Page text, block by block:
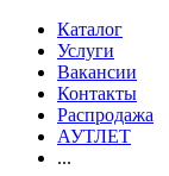
Каталог
Услуги
Вакансии
Контакты
Распродажа
АУТЛЕТ
...